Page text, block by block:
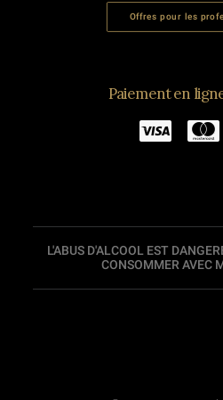
Offres pour les
Paiement en
L'ABUS D'ALCOOL EST
CONSOMMER AVEC